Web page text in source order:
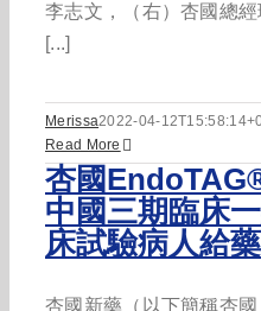
李志文，（右）杏國總
[...]
Merissa2022-04-
Read More
杏國
中國三期臨床
床試驗病人給藥
杏國新藥（以下簡稱杏國